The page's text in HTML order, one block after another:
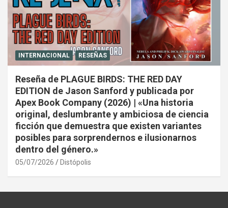
INTERNACIONAL RESEÑAS
Reseña de PLAGUE BIRDS: THE RED DAY
EDITION de Jason Sanford y publicada por
Apex Book Company (2026) | «Una historia
original, deslumbrante y ambiciosa de ciencia
ficción que demuestra que existen variantes
posibles para sorprendernos e ilusionarnos
dentro del género.»
05/07/2026 Distópolis